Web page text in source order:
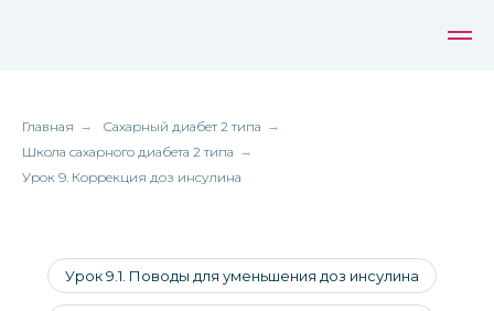
Главная → Сахарный диабет 2 типа →
Школа сахарного диабета 2 типа →
Урок 9. Коррекция доз инсулина
Урок 9.1. Поводы для уменьшения доз инсулина